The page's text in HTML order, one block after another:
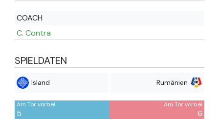
COACH
C. Contra
SPIELDATEN
Island Rumänien
Am Tor vorbei
5
Am Tor vorbei
6